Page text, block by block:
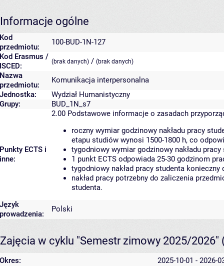
Informacje ogólne
Kod
przedmiotu:
100-BUD-1N-127
Kod Erasmus /
ISCED:
(brak danych) / (brak danych)
Nazwa
przedmiotu:
Komunikacja interpersonalna
Jednostka:
Wydział Humanistyczny
Grupy:
BUD_1N_s7
Punkty ECTS i
inne:
2.00 Podstawowe informacje o zasadach
roczny wymiar godzinowy nakładu pracy
etapu studiów wynosi 1500-1800 h, co
tygodniowy wymiar godzinowy nakładu
1 punkt ECTS odpowiada 25-30 godzinom
tygodniowy nakład pracy studenta
nakład pracy potrzebny do zaliczenia
studenta.
Język
prowadzenia:
Polski
Zajęcia w cyklu "Semestr zimowy 2025/2026"
Okres: 2025-10-01 - 2026-